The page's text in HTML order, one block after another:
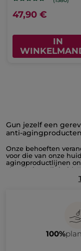
47,90 €
IN
Gun jezelf een
anti-agingproducten
Onze behoeften
voor die van onze
agingproductlijnen
vleugje jeugdigheid.
van ANTI-AGE
van
rimpels en een
effecten grotendeels
Bloemknoppen, die
eigenschappen. De
anti-aging
ook het Supra
100%